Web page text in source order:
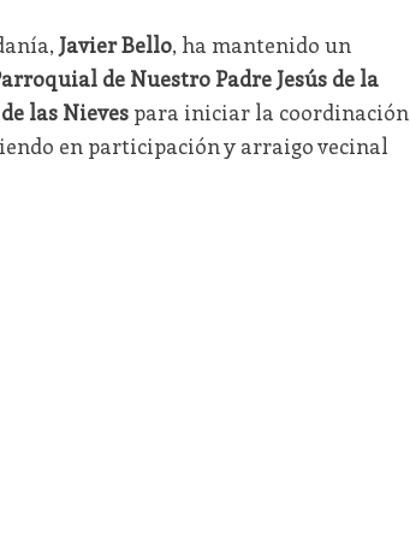
Javier Bello, ha mantenido un
de Nuestro Padre Jesús de la
las Nievespara iniciar la coordinación
en participación y arraigo vecinal